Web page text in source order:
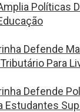
Políticas
Defende
Para
Defende
Estudantes